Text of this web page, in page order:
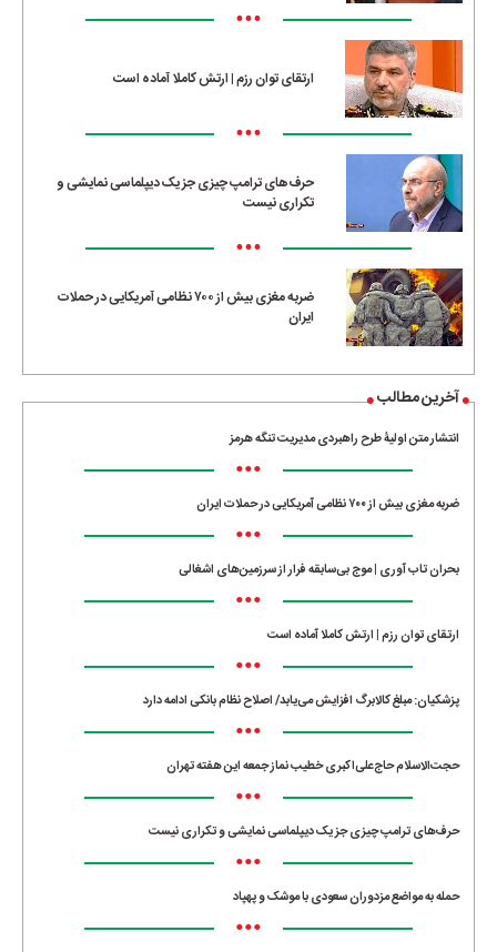
•••
ارتقای توان رزم | ارتش کاملا آماده است
•••
حرف‌های ترامپ چیزی جز یک دیپلماسی نمایشی و
تکراری نیست
•••
ضربه مغزی بیش از ۷۰۰ نظامی آمریکایی در حملات
ایران
آخرین مطالب
انتشار متن اولیۀ طرح راهبردی مدیریت تنگه هرمز
•••
ضربه مغزی بیش از ۷۰۰ نظامی آمریکایی در حملات ایران
•••
بحران تاب آوری | موج بی‌سابقه فرار از سرزمین‌های اشغالی
•••
ارتقای توان رزم | ارتش کاملا آماده است
•••
پزشکیان: مبلغ کالابرگ افزایش می‌یابد/ اصلاح نظام بانکی ادامه دارد
•••
حجت‌الاسلام حاج‌علی‌اکبری خطیب نماز جمعه این هفته تهران
•••
حرف‌های ترامپ چیزی جز یک دیپلماسی نمایشی و تکراری نیست
•••
حمله به مواضع مزدوران سعودی با موشک و پهپاد
•••